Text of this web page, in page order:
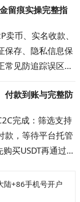
靠的数据核对方
留痕实操完整指
币、实名收款、
保存、隐私信息保
常见防追踪误区。
题时也更容易提交
付款到账与完整防
完成：筛选支持
款，等待平台托管
买USDT再通过
费、到账时间和
错款、超时取消
陆+86手机号开户